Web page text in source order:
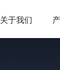
关于我们